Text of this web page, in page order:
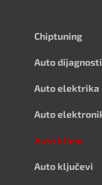
Chiptuning
Auto
Auto elektrika
Auto
Auto klime
Auto ključevi